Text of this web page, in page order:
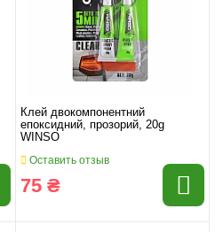
Клей двокомпонентний
епоксидний, прозорий, 20g
WINSO
Оставить отзыв
75 ₴